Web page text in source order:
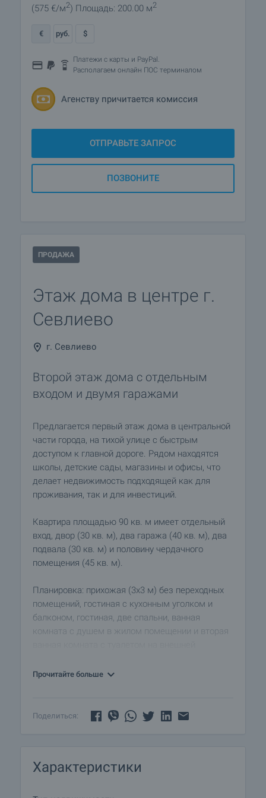
(575 €/м2) Площадь: 200.00 м2
€ руб. $
Платежи с карты и PayPal.
Располагаем онлайн ПОС терминалом
Агенству причитается комиссия
ОТПРАВЬТЕ ЗАПРОС
ПОЗВОНИТЕ
ПРОДАЖА
Этаж дома в центре г.
Севлиево
г. Севлиево
Второй этаж дома с отдельным
входом и двумя гаражами
Предлагается первый этаж дома в центральной
части города, на тихой улице с быстрым
доступом к главной дороге. Рядом находятся
школы, детские сады, магазины и офисы, что
делает недвижимость подходящей как для
проживания, так и для инвестиций.
Квартира площадью 90 кв. м имеет отдельный
вход, двор (30 кв. м), два гаража (40 кв. м), два
подвала (30 кв. м) и половину чердачного
помещения (45 кв. м).
Планировка: прихожая (3x3 м) без переходных
помещений, гостиная с кухонным уголком и
балконом, гостиная, две спальни, ванная
комната с душем в жилом помещении и вторая
помещения не имеют протечек. Электрические
Свяжитесь с нами для просмотра!
Осмотр недвижимости
Прочитайте больше
Поделиться:
Характеристики